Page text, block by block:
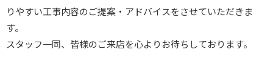
りやすい工事内容のご提案・アドバイスをさせていただきま
す。
スタッフ一同、皆様のご来店を心よりお待ちしております。